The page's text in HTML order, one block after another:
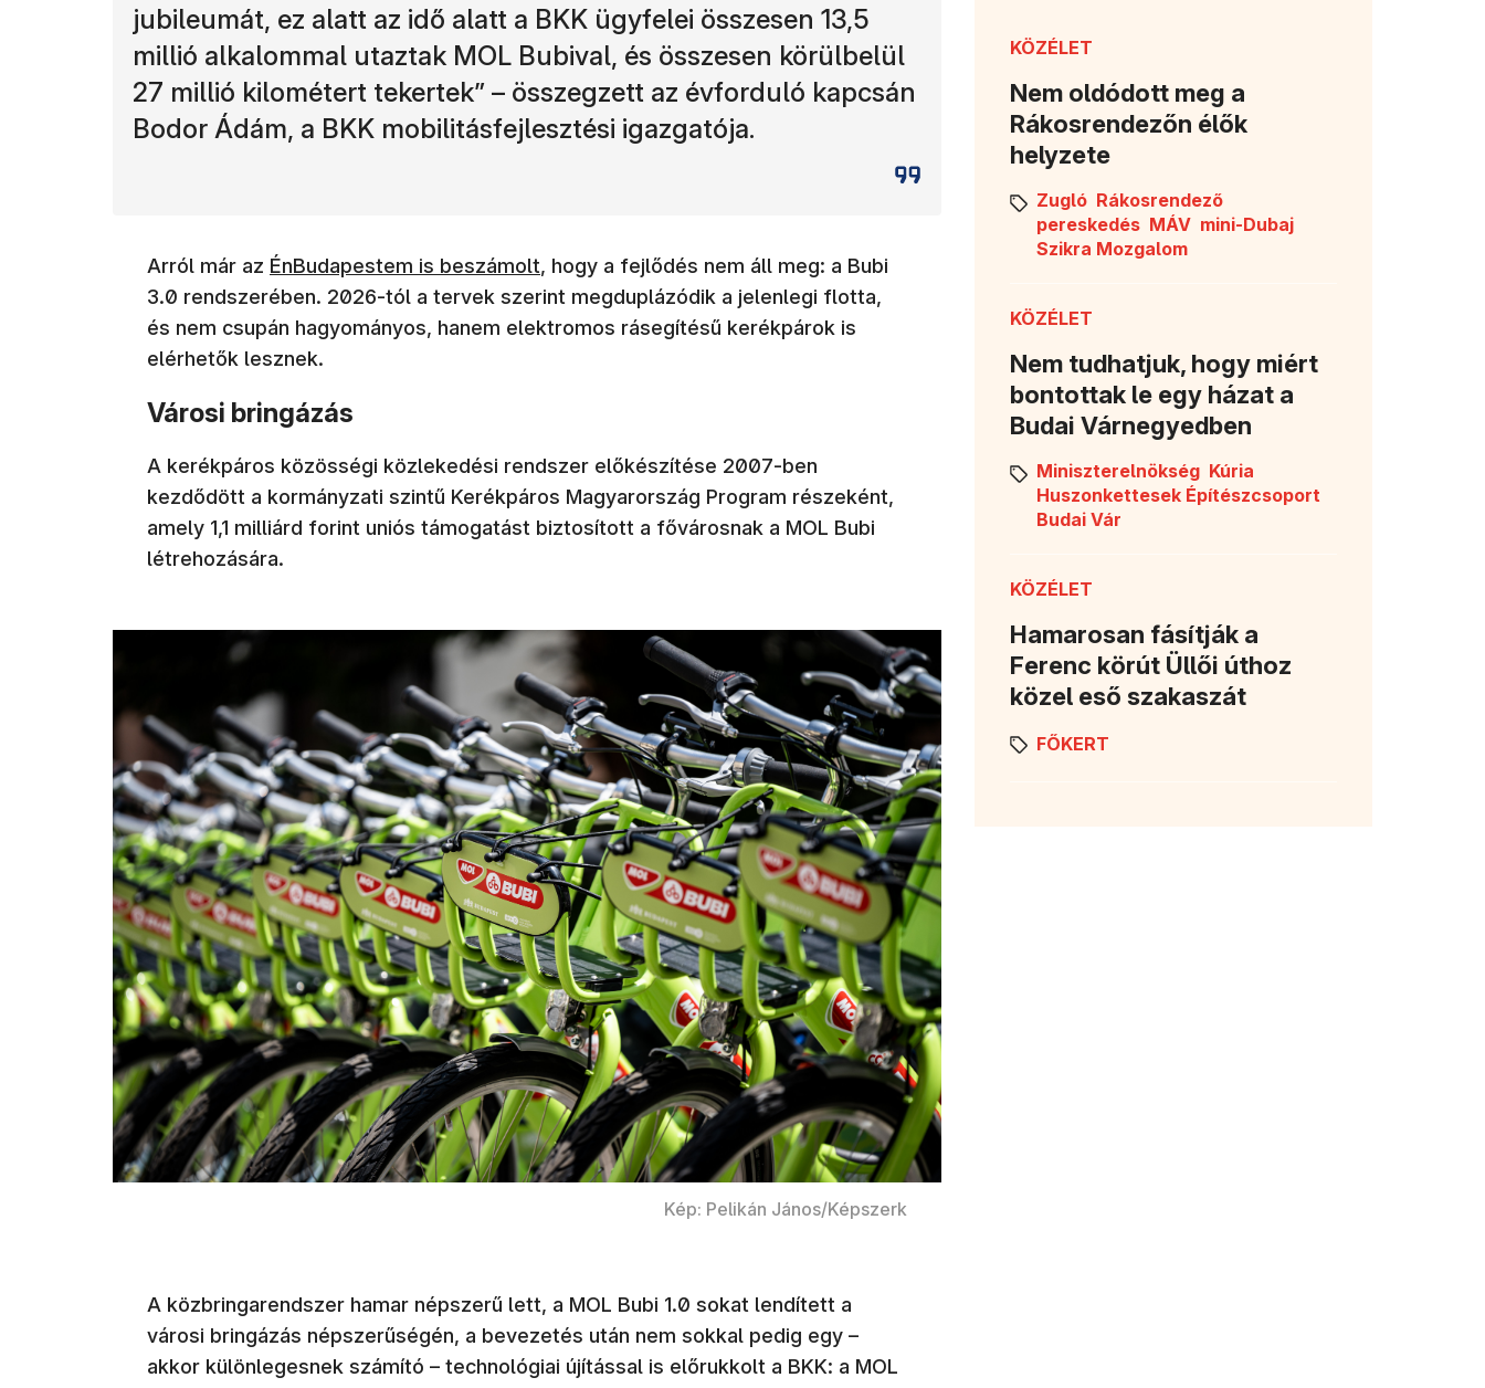
jubileumát, ez alatt az idő alatt a BKK ügyfelei összesen 13,5
millió alkalommal utaztak MOL Bubival, és összesen körülbelül
27 millió kilométert tekertek” – összegzett az évforduló kapcsán
Bodor Ádám, a BKK mobilitásfejlesztési igazgatója.
Arról már az ÉnBudapestem is beszámolt, hogy a fejlődés nem áll meg: a Bubi
3.0 rendszerében. 2026-tól a tervek szerint megduplázódik a jelenlegi flotta,
és nem csupán hagyományos, hanem elektromos rásegítésű kerékpárok is
elérhetők lesznek.
Városi bringázás
A kerékpáros közösségi közlekedési rendszer előkészítése 2007-ben
kezdődött a kormányzati szintű Kerékpáros Magyarország Program részeként,
amely 1,1 milliárd forint uniós támogatást biztosított a fővárosnak a MOL Bubi
létrehozására.
Kép: Pelikán János/Képszerk
A közbringarendszer hamar népszerű lett, a MOL Bubi 1.0 sokat lendített a
városi bringázás népszerűségén, a bevezetés után nem sokkal pedig egy –
akkor különlegesnek számító – technológiai újítással is előrukkolt a BKK: a MOL
KÖZÉLET
Nem oldódott meg a
Rákosrendezőn élők
helyzete
Zugló Rákosrendező
pereskedés MÁV mini-Dubaj
Szikra Mozgalom
KÖZÉLET
Nem tudhatjuk, hogy miért
bontottak le egy házat a
Budai Várnegyedben
Miniszterelnökség Kúria
Huszonkettesek Építészcsoport
Budai Vár
KÖZÉLET
Hamarosan fásítják a
Ferenc körút Üllői úthoz
közel eső szakaszát
FŐKERT